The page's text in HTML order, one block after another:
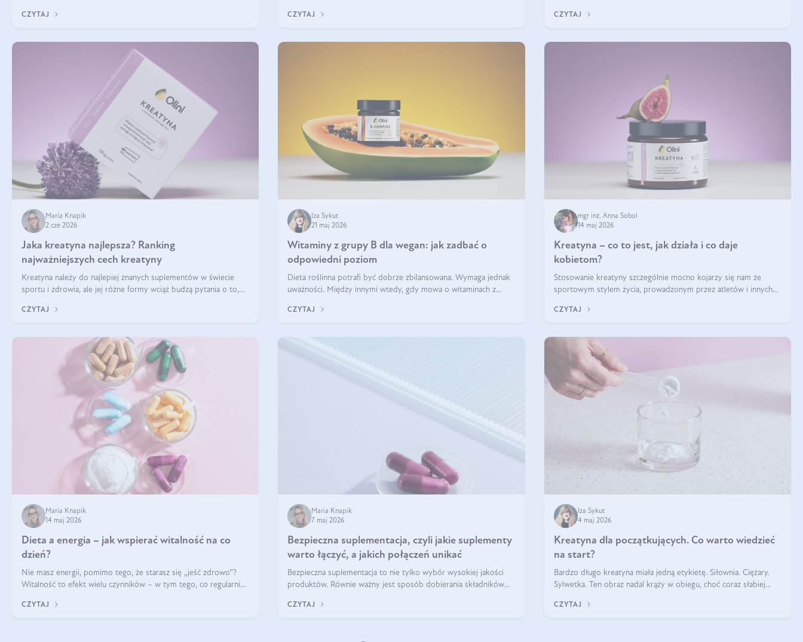
CZYTAJ
może być niedokrwistość z niedoboru żelaza.
CZYTAJ
niedobór może prowadzić m.in. do zmęczenia, bólów i zawrotów
CZYTAJ
Maria Knapik
2 cze 2026
Jaka kreatyna najlepsza? Ranking
najważniejszych cech kreatyny
Kreatyna należy do najlepiej znanych suplementów w świecie
sportu i zdrowia, ale jej różne formy wciąż budzą pytania o to,
przyglądamy się temu, jaka forma kreatyny jest najlepsza.
CZYTAJ
Iza Sykut
21 maj 2026
Witaminy z grupy B dla wegan: jak zadbać o
odpowiedni poziom
Dieta roślinna potrafi być dobrze zbilansowana. Wymaga jednak
uważności. Między innymi wtedy, gdy mowa o witaminach z
naczyń połączonych.
CZYTAJ
mgr inż. Anna Sobol
14 maj 2026
Kreatyna – co to jest, jak działa i co daje
kobietom?
Stosowanie kreatyny szczególnie mocno kojarzy się nam ze
sportowym stylem życia, prowadzonym przez atletów i innych
ten naturalny metabolit aminokwasów poprawia wydolność i
CZYTAJ
Maria Knapik
14 maj 2026
Dieta a energia – jak wspierać witalność na co
dzień?
Nie masz energii, pomimo tego, że starasz się „jeść zdrowo”?
Witalność to efekt wielu czynników – w tym tego, co regularnie
się w zależności od osoby
CZYTAJ
Maria Knapik
7 maj 2026
Bezpieczna suplementacja, czyli jakie suplementy
warto łączyć, a jakich połączeń unikać
Bezpieczna suplementacja to nie tylko wybór wysokiej jakości
produktów. Równie ważny jest sposób dobierania składników
łączyć suplementy diety? Poznaj nasze wskazówki.
CZYTAJ
Iza Sykut
4 maj 2026
Kreatyna dla początkujących. Co warto wiedzieć
na start?
Bardzo długo kreatyna miała jedną etykietę. Siłownia. Ciężary.
Sylwetka. Ten obraz nadal krąży w obiegu, choć coraz słabiej
kreatyna nie powstała na potrzeby treningu. Jest naturalnym
CZYTAJ